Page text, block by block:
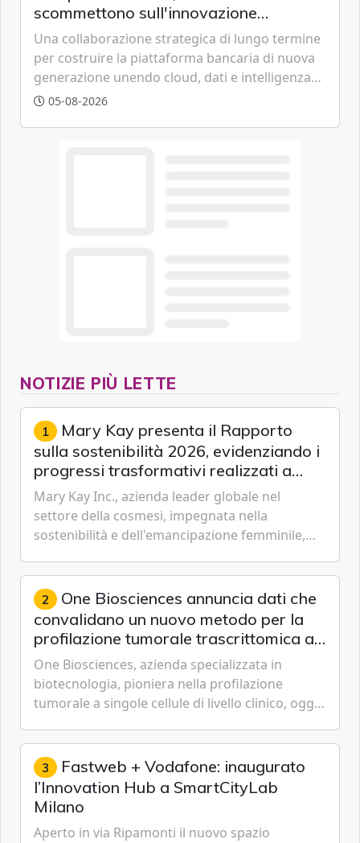
scommettono sull'innovazione
tecnologica
Una collaborazione strategica di lungo termine
per costruire la piattaforma bancaria di nuova
generazione unendo cloud, dati e intelligenza
artificiale.
05-08-2026
NOTIZIE PIÙ LETTE
1 Mary Kay presenta il Rapporto
sulla sostenibilità 2026, evidenziando i
progressi trasformativi realizzati a
livello globale nelle sfere sociale,
economica e ambientale
Mary Kay Inc., azienda leader globale nel
settore della cosmesi, impegnata nella
sostenibilità e dell'emancipazione femminile,
sostenibilità 2026, una panora...
2 One Biosciences annuncia dati che
convalidano un nuovo metodo per la
profilazione tumorale trascrittomica a
singole cellule da campioni istologici
One Biosciences, azienda specializzata in
biotecnologia, pioniera nella profilazione
tumorale a singole cellule di livello clinico, oggi
espressione dell'...
3 Fastweb + Vodafone: inaugurato
l’Innovation Hub a SmartCityLab
Milano
Aperto in via Ripamonti il nuovo spazio